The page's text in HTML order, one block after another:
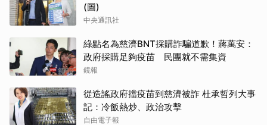
(圖)
中央通訊社
綠點名為慈濟BNT採購詐騙道歉！蔣萬安：
政府採購足夠疫苗 民團就不需集資
鏡報
從造謠政府擋疫苗到慈濟被詐 杜承哲列大事
記：冷飯熱炒、政治攻擊
自由電子報